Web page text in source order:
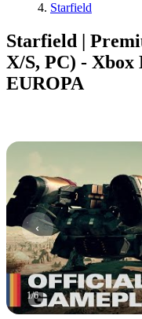
Starfield
Starfield |
X/S, PC) - Xbox
EUROPA
1/6